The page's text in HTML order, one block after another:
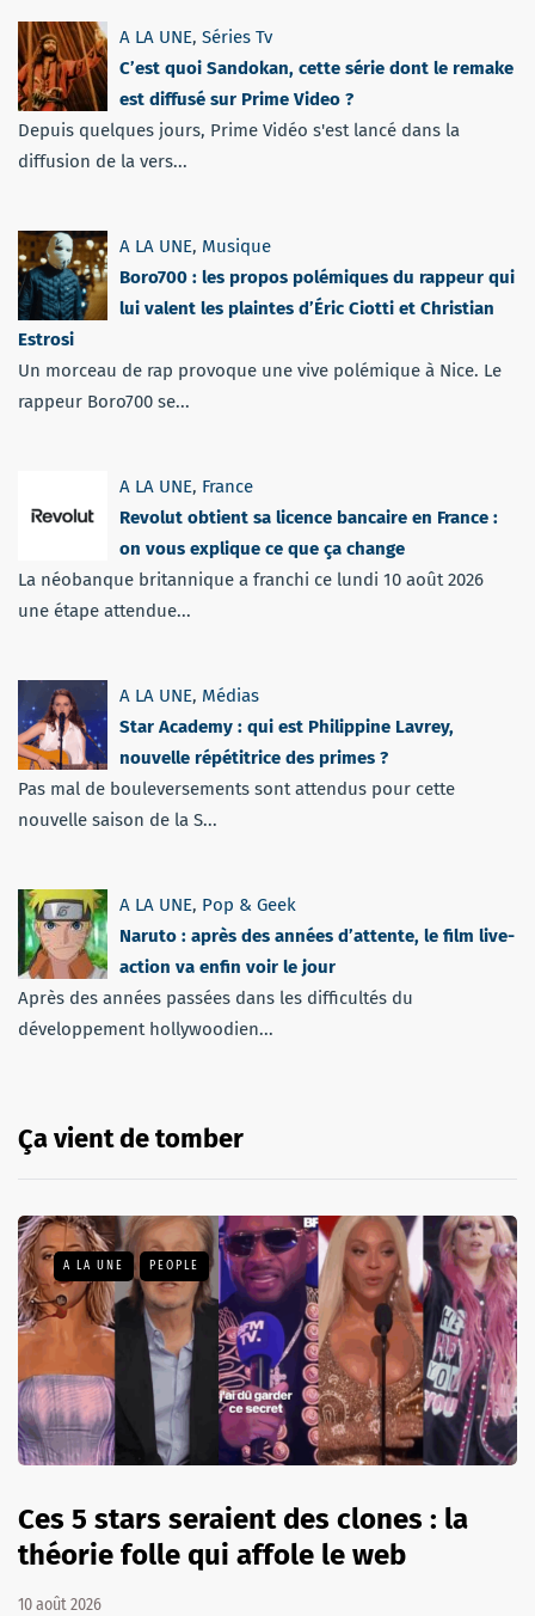
A LA UNE, Séries Tv
C’est quoi Sandokan, cette série dont le remake
est diffusé sur Prime Video ?
Depuis quelques jours, Prime Vidéo s'est lancé dans la
diffusion de la vers...
A LA UNE, Musique
Boro700 : les propos polémiques du rappeur qui
lui valent les plaintes d’Éric Ciotti et Christian
Estrosi
Un morceau de rap provoque une vive polémique à Nice. Le
rappeur Boro700 se...
A LA UNE, France
Revolut obtient sa licence bancaire en France :
on vous explique ce que ça change
La néobanque britannique a franchi ce lundi 10 août 2026
une étape attendue...
A LA UNE, Médias
Star Academy : qui est Philippine Lavrey,
nouvelle répétitrice des primes ?
Pas mal de bouleversements sont attendus pour cette
nouvelle saison de la S...
A LA UNE, Pop & Geek
Naruto : après des années d’attente, le film live-
action va enfin voir le jour
Après des années passées dans les difficultés du
développement hollywoodien...
Ça vient de tomber
A LA UNE PEOPLE
Ces 5 stars seraient des clones : la
théorie folle qui affole le web
10 août 2026